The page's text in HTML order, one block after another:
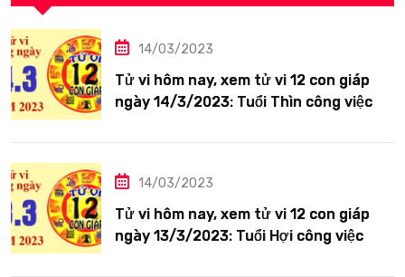
14/03/2023
Tử vi hôm nay, xem tử vi 12 con giáp
ngày 14/3/2023: Tuổi Thìn công việc
14/03/2023
Tử vi hôm nay, xem tử vi 12 con giáp
ngày 13/3/2023: Tuổi Hợi công việc